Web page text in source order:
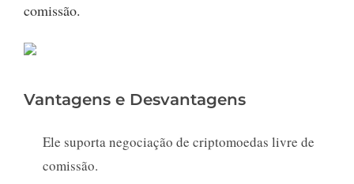
comissão.
Vantagens e Desvantagens
Ele suporta negociação de criptomoedas livre de
comissão.